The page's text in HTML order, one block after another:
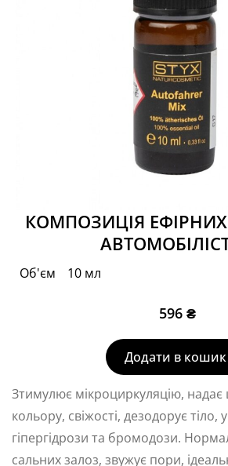
КОМПОЗИЦІЯ
Об'єм 10 мл
596 ₴
Додати в кошик
Зтимулює мікроциркуляцію, надає
кольору, свіжості, дезодорує тіло,
гіпергідрози та бромодози.
сальних залоз, звужує пори,